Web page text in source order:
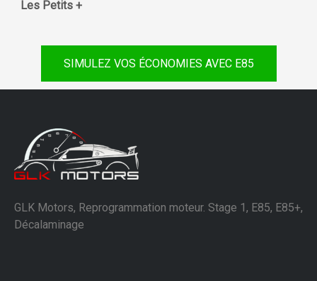
Les Petits +
SIMULEZ VOS ÉCONOMIES AVEC E85
GLK Motors, Reprogrammation moteur. Stage 1, E85, E85+,
Décalaminage